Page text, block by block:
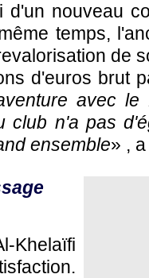
d'un nouveau
temps,
de
d'euros brut
avec le
club n'a pas
ensemble» ,
Khelaïfi